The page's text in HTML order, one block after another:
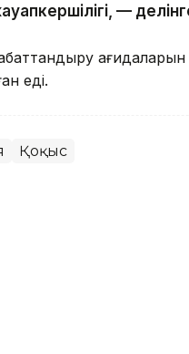
—
еді.
Қоқыс